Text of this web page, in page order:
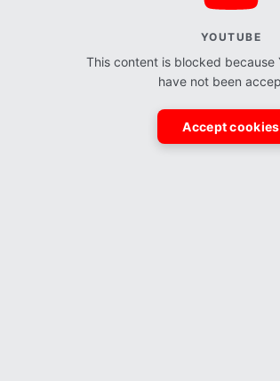
YOUTUBE
This content is blocked because
have not been
Accept cookies